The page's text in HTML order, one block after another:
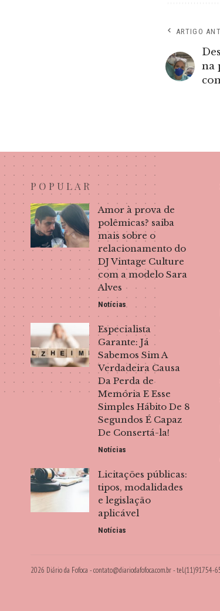
ARTIGO
na
POPULAR
Amor à prova de
polêmicas? saiba
mais sobre o
relacionamento do
DJ Vintage Culture
com a modelo Sara
Alves
Notícias
Especialista
Garante: Já
Sabemos Sim A
Verdadeira Causa
Da Perda de
Memória E Esse
Simples Hábito De 8
Segundos É Capaz
De Consertá-la!
Notícias
Licitações públicas:
tipos, modalidades
e legislação
aplicável
Notícias
2026 Diário da Fofoca -contato@diariodafofoca.com.br- tel.(11)91754-